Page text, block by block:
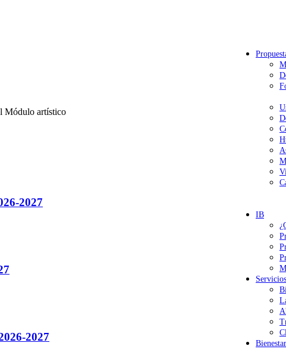
IB
Servicios
Bienestar
Módulo artístico
2027
2027